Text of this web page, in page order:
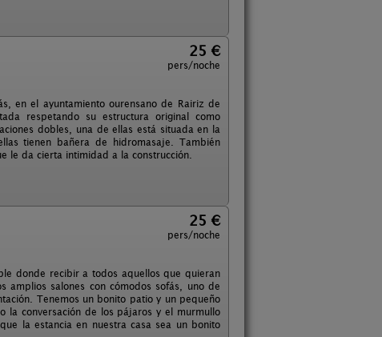
25 €
pers/noche
en el ayuntamiento ourensano de Rairiz de
respetando su estructura original como
dobles, una de ellas está situada en la
tienen bañera de hidromasaje. También
le da cierta intimidad a la construcción.
25 €
pers/noche
donde recibir a todos aquellos que quieran
amplios salones con cómodos sofás, uno de
Tenemos un bonito patio y un pequeño
la conversación de los pájaros y el murmullo
la estancia en nuestra casa sea un bonito